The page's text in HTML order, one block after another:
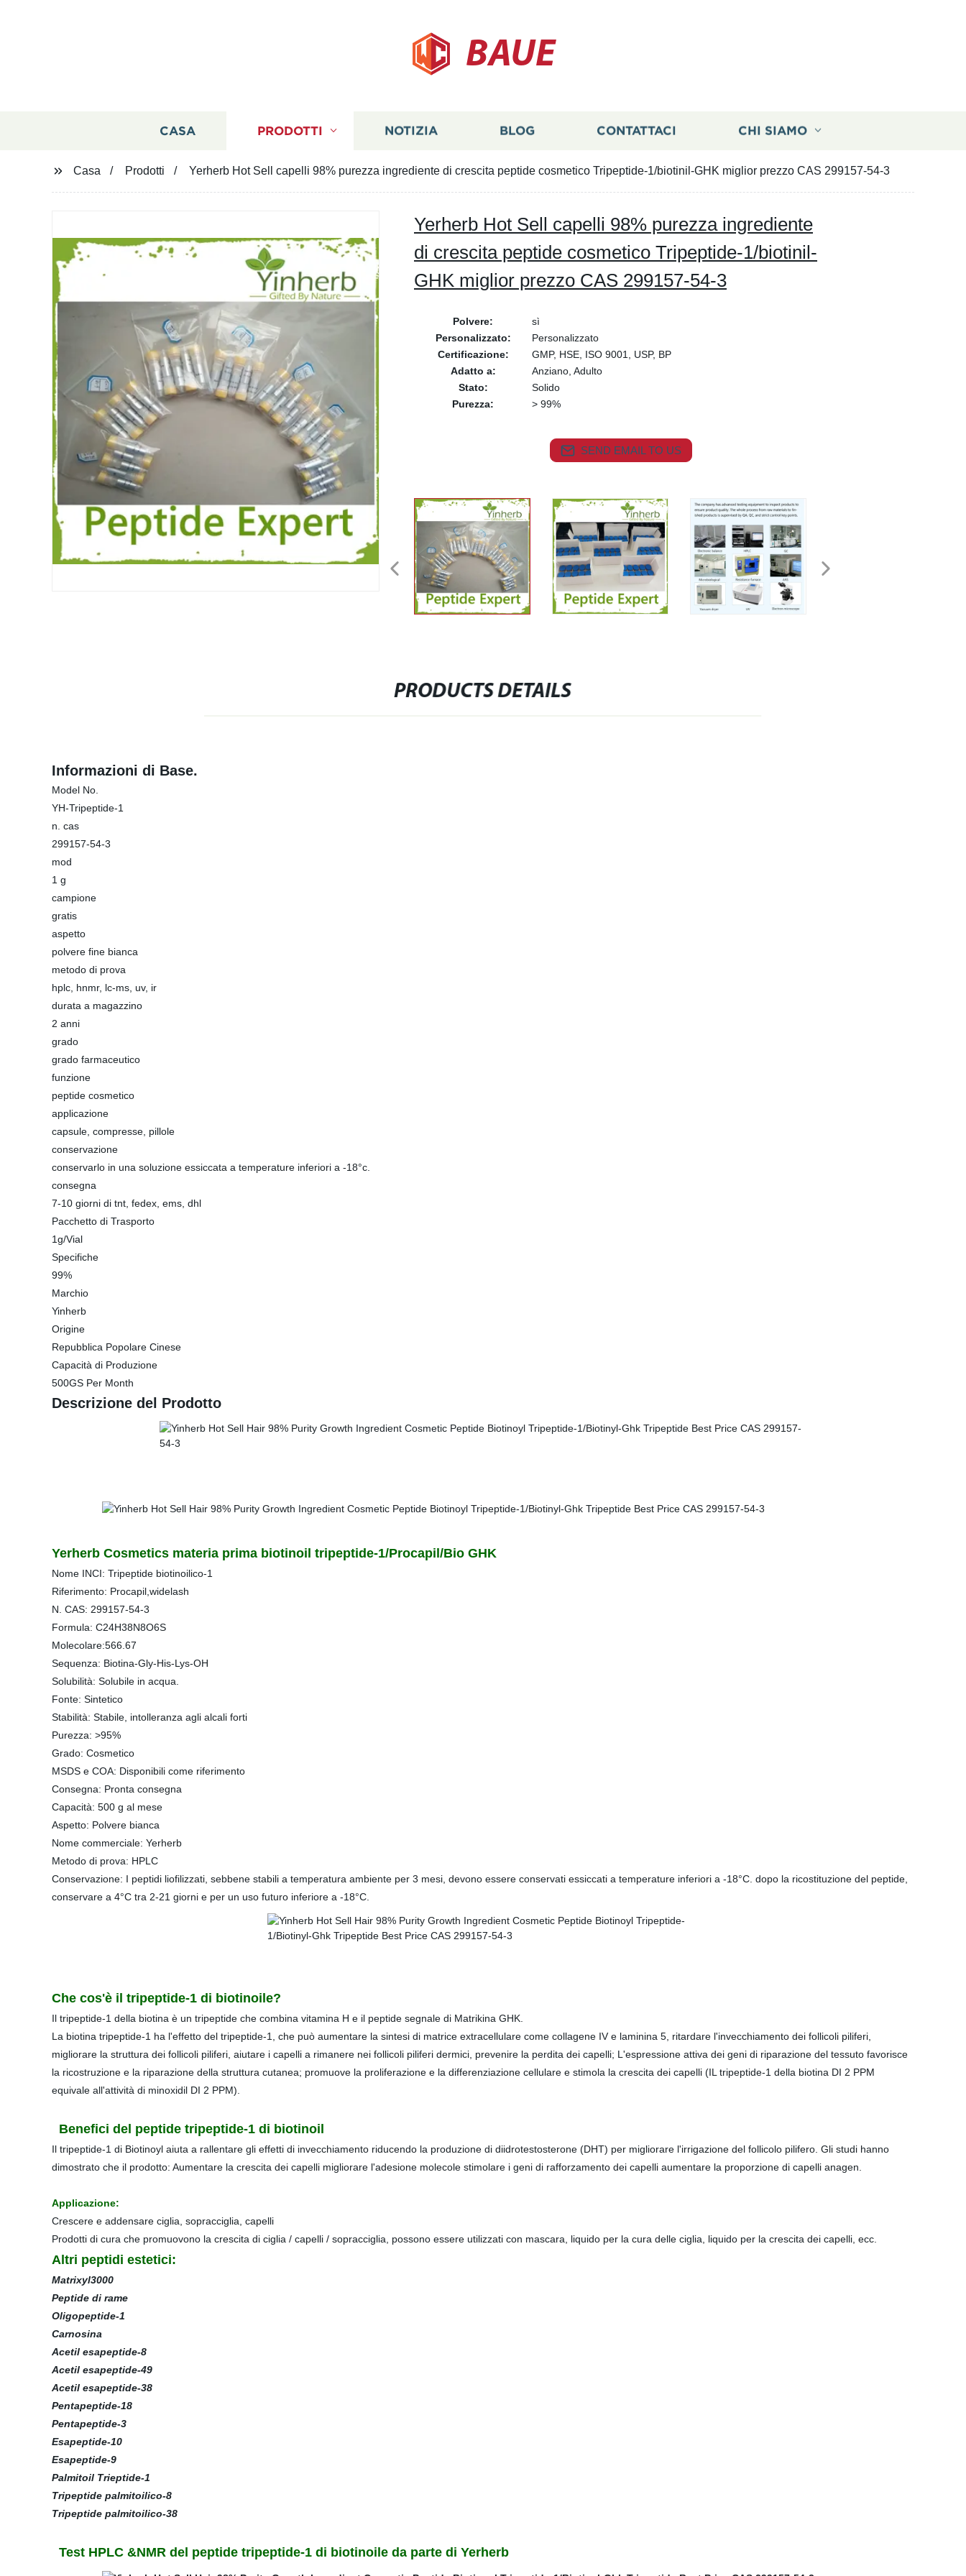
BAUE
CASA PRODOTTI NOTIZIA BLOG CONTATTACI CHI SIAMO
Casa Prodotti Yerherb Hot Sell capelli 98% purezza ingrediente di crescita peptide cosmetico Tripeptide-1/biotinil-GHK miglior prezzo CAS 299157-54-3
Yerherb Hot Sell capelli 98% purezza ingrediente
di crescita peptide cosmetico Tripeptide-1/biotinil-
GHK miglior prezzo CAS 299157-54-3
Polvere:
sì
Personalizzato:
Personalizzato
Certificazione:
GMP, HSE, ISO 9001, USP, BP
Adatto a:
Anziano, Adulto
Stato:
Solido
Purezza:
> 99%
SEND EMAIL TO US
PRODUCTS DETAILS
Informazioni di Base.
Model No.
YH-Tripeptide-1
n. cas
299157-54-3
mod
1 g
campione
gratis
aspetto
polvere fine bianca
metodo di prova
hplc, hnmr, lc-ms, uv, ir
durata a magazzino
2 anni
grado
grado farmaceutico
funzione
peptide cosmetico
applicazione
capsule, compresse, pillole
conservazione
conservarlo in una soluzione essiccata a temperature inferiori a -18°c.
consegna
7-10 giorni di tnt, fedex, ems, dhl
Pacchetto di Trasporto
1g/Vial
Specifiche
99%
Marchio
Yinherb
Origine
Repubblica Popolare Cinese
Capacità di Produzione
500GS Per Month
Descrizione del Prodotto
Yerherb Cosmetics materia prima biotinoil tripeptide-1/Procapil/Bio GHK
Nome INCI: Tripeptide biotinoilico-1
Riferimento: Procapil,widelash
N. CAS: 299157-54-3
Formula: C24H38N8O6S
Molecolare:566.67
Sequenza: Biotina-Gly-His-Lys-OH
Solubilità: Solubile in acqua.
Fonte: Sintetico
Stabilità: Stabile, intolleranza agli alcali forti
Purezza: >95%
Grado: Cosmetico
MSDS e COA: Disponibili come riferimento
Consegna: Pronta consegna
Capacità: 500 g al mese
Aspetto: Polvere bianca
Nome commerciale: Yerherb
Metodo di prova: HPLC
Conservazione: I peptidi liofilizzati, sebbene stabili a temperatura ambiente per 3 mesi, devono essere conservati essiccati a temperature inferiori a -18°C. dopo la ricostituzione del peptide,
conservare a 4°C tra 2-21 giorni e per un uso futuro inferiore a -18°C.
Che cos'è il tripeptide-1 di biotinoile?
Il tripeptide-1 della biotina è un tripeptide che combina vitamina H e il peptide segnale di Matrikina GHK.
La biotina tripeptide-1 ha l'effetto del tripeptide-1, che può aumentare la sintesi di matrice extracellulare come collagene IV e laminina 5, ritardare l'invecchiamento dei follicoli piliferi,
migliorare la struttura dei follicoli piliferi, aiutare i capelli a rimanere nei follicoli piliferi dermici, prevenire la perdita dei capelli; L'espressione attiva dei geni di riparazione del tessuto favorisce
la ricostruzione e la riparazione della struttura cutanea; promuove la proliferazione e la differenziazione cellulare e stimola la crescita dei capelli (IL tripeptide-1 della biotina DI 2 PPM
equivale all'attività di minoxidil DI 2 PPM).
Benefici del peptide tripeptide-1 di biotinoil
Il tripeptide-1 di Biotinoyl aiuta a rallentare gli effetti di invecchiamento riducendo la produzione di diidrotestosterone (DHT) per migliorare l'irrigazione del follicolo pilifero. Gli studi hanno
dimostrato che il prodotto: Aumentare la crescita dei capelli migliorare l'adesione molecole stimolare i geni di rafforzamento dei capelli aumentare la proporzione di capelli anagen.
Applicazione:
Crescere e addensare ciglia, sopracciglia, capelli
Prodotti di cura che promuovono la crescita di ciglia / capelli / sopracciglia, possono essere utilizzati con mascara, liquido per la cura delle ciglia, liquido per la crescita dei capelli, ecc.
Altri peptidi estetici:
Matrixyl3000
Peptide di rame
Oligopeptide-1
Carnosina
Acetil esapeptide-8
Acetil esapeptide-49
Acetil esapeptide-38
Pentapeptide-18
Pentapeptide-3
Esapeptide-10
Esapeptide-9
Palmitoil Trieptide-1
Tripeptide palmitoilico-8
Tripeptide palmitoilico-38
Test HPLC &NMR del peptide tripeptide-1 di biotinoile da parte di Yerherb